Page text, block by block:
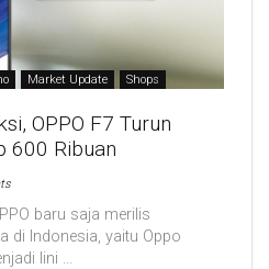
Market Update Shops
OPPO F7 Turun
600 Ribuan
baru saja merilis
di Indonesia, yaitu Oppo
lini ...